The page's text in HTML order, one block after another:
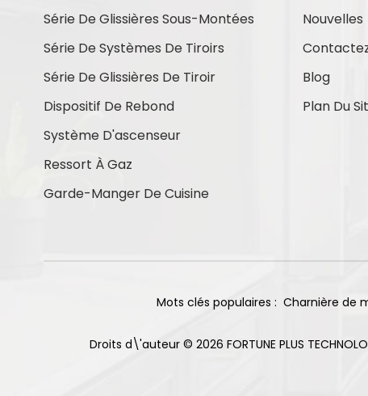
courriel ou par téléphone.
Nouveaux Produits
Charnières à
coulissante à double
trous, finition
nickelée
Série De Glissières Sous-Montées
Série De Systèmes De Tiroirs
Série De Glissières De Tiroir
Dispositif De Rebond
Système D'ascenseur
Ressort À Gaz
Garde-Manger De Cuisine
Nouvelles
Blog
Plan Du
Mots clés populaires : Charnière de
Droits d\'auteur © 2026 FORTUNE PLUS